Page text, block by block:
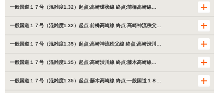
一般国道１７号（混雑度1.32）起点:高崎環状線 終点:前橋高崎線…
一般国道１７号（混雑度1.32）起点:前橋高崎線 終点:高崎神流秩父…
一般国道１７号（混雑度1.35）起点:高崎神流秩父線 終点:高崎渋川…
一般国道１７号（混雑度1.35）起点:高崎渋川線 終点:藤木高崎線…
一般国道１７号（混雑度1.35）起点:藤木高崎線 終点:一般国道１８…